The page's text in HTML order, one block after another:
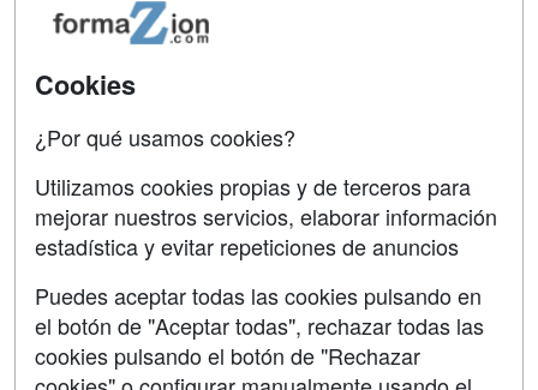
Acceso Usuarios
Acceso Centros
Contactar
Confidencialidad
Aviso legal
Copyleft
Cookies
¿Por qué usamos cookies?
Utilizamos cookies propias y de terceros para
mejorar nuestros servicios, elaborar información
estadística y evitar repeticiones de anuncios
Puedes aceptar todas las cookies pulsando en
el botón de "Aceptar todas", rechazar todas las
cookies pulsando el botón de "Rechazar